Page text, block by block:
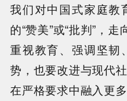
我们对中国式家庭教
的“赞美”或“批判”，
重视教育、强调坚韧
势，也要改进与现代
在严格要求中融入更